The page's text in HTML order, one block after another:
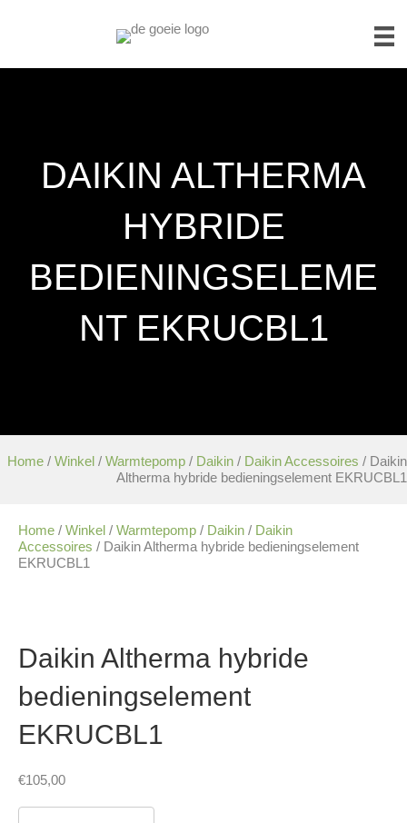
DAIKIN ALTHERMA
HYBRIDE
BEDIENINGSELEME
NT EKRUCBL1
Home / Winkel / Warmtepomp / Daikin / Daikin Accessoires / Daikin
Altherma hybride bedieningselement EKRUCBL1
Home / Winkel / Warmtepomp / Daikin / Daikin
Accessoires / Daikin Altherma hybride bedieningselement
EKRUCBL1
Daikin Altherma hybride
bedieningselement
EKRUCBL1
€105,00
Daikin